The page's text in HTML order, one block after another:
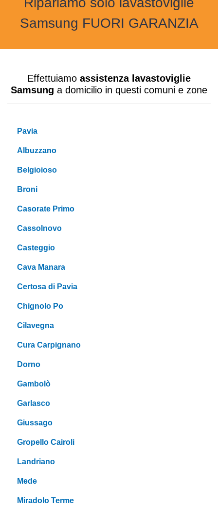
Samsung FUORI GARANZIA
Effettuiamo assistenza lavastoviglie
Samsung a domicilio in questi comuni e zone
Pavia
Albuzzano
Belgioioso
Broni
Casorate Primo
Cassolnovo
Casteggio
Cava Manara
Certosa di Pavia
Chignolo Po
Cilavegna
Cura Carpignano
Dorno
Gambolò
Garlasco
Giussago
Gropello Cairoli
Landriano
Mede
Miradolo Terme